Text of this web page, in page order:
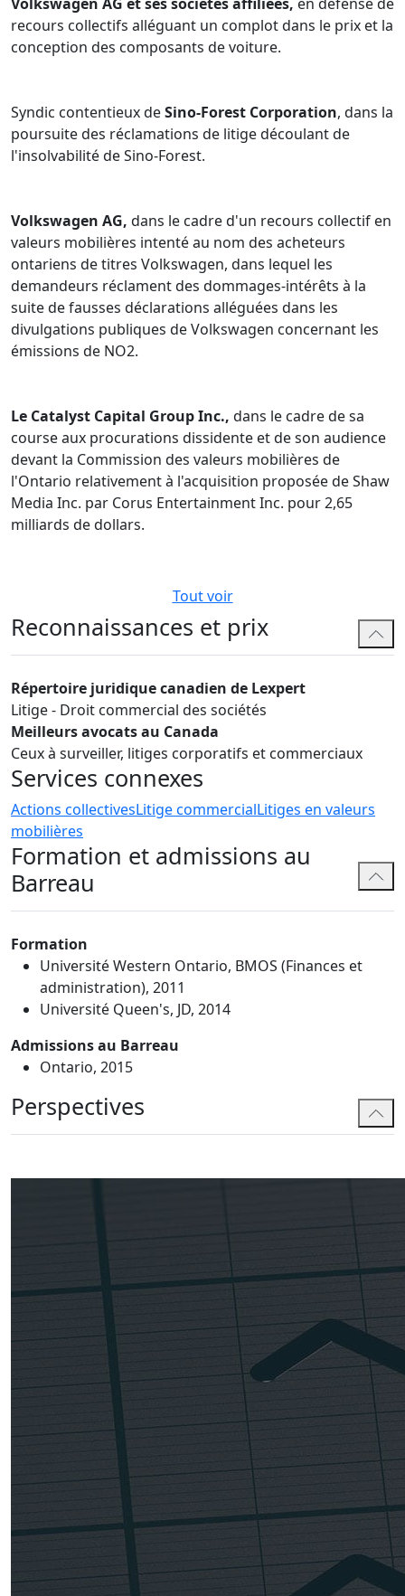
recours collectifs alléguant un complot dans le prix et la
conception des composants de voiture.
Syndic contentieux deSino-Forest Corporation, dans la
poursuite des réclamations de litige découlant de
l'insolvabilité de Sino-Forest.
Volkswagen AG, dans le cadre d'un recours collectif en
valeurs mobilières intenté au nom des acheteurs
ontariens de titres Volkswagen, dans lequel les
demandeurs réclament des dommages-intérêts à la
suite de fausses déclarations alléguées dans les
divulgations publiques de Volkswagen concernant les
émissions de NO2.
Le Catalyst Capital Group Inc., dans le cadre de sa
course aux procurations dissidente et de son audience
devant la Commission des valeurs mobilières de
l'Ontario relativement à l'acquisition proposée de Shaw
Media Inc. par Corus Entertainment Inc. pour 2,65
milliards de dollars.
Tout voir
Reconnaissances et prix
Répertoire juridique canadien de Lexpert
Litige - Droit commercial des sociétés
Meilleurs avocats au Canada
Ceux à surveiller, litiges corporatifs et commerciaux
Services connexes
Actions collectivesLitige commercialLitiges en valeurs
mobilières
Formation et admissions au
Barreau
Formation
Université Western Ontario, BMOS (Finances et
administration), 2011
Université Queen's, JD, 2014
Admissions au Barreau
Ontario, 2015
Perspectives